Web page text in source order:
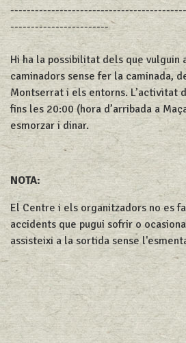
------------------------
Hi ha la possibilitat dels que vulguin
caminadors sense fer la caminada,
Montserrat i els entorns. L’activitat
fins les 20:00 (hora d’arribada a
esmorzar i dinar.
NOTA:
El Centre i els organitzadors no es
accidents que pugui sofrir o
assisteixi a la sortida sense